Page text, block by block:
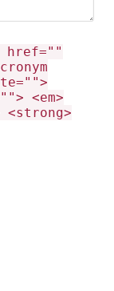
href=""
<em>